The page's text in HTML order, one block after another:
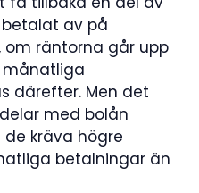
av på
om räntorna går upp
månatliga
därefter. Men det
med bolån
de kräva högre
betalningar än